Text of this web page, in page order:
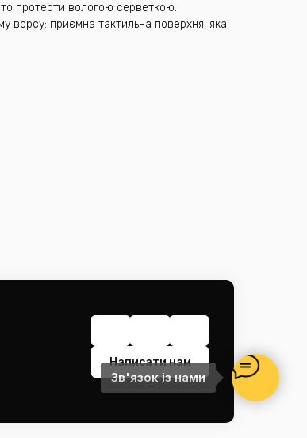
протерти вологою серветкою.
ворсу: приємна тактильна поверхня, яка
Написати нам
Зв'язок із нами